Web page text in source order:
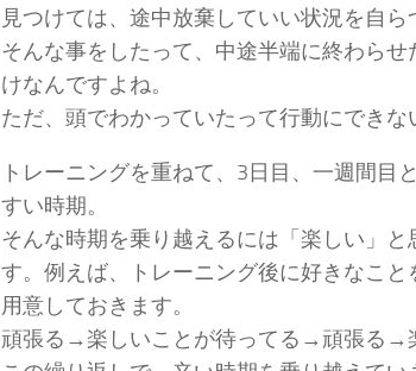
見つけては、途中放棄していい状況を自ら
そんな事をしたって、中途半端に終わら
けなんですよね。
ただ、頭でわかっていたって行動にできな
トレーニングを重ねて、3日目、一週間目
すい時期。
そんな時期を乗り越えるには「楽しい」
す。例えば、トレーニング後に好きなこ
用意しておきます。
頑張る→楽しいことが待ってる→頑張る→